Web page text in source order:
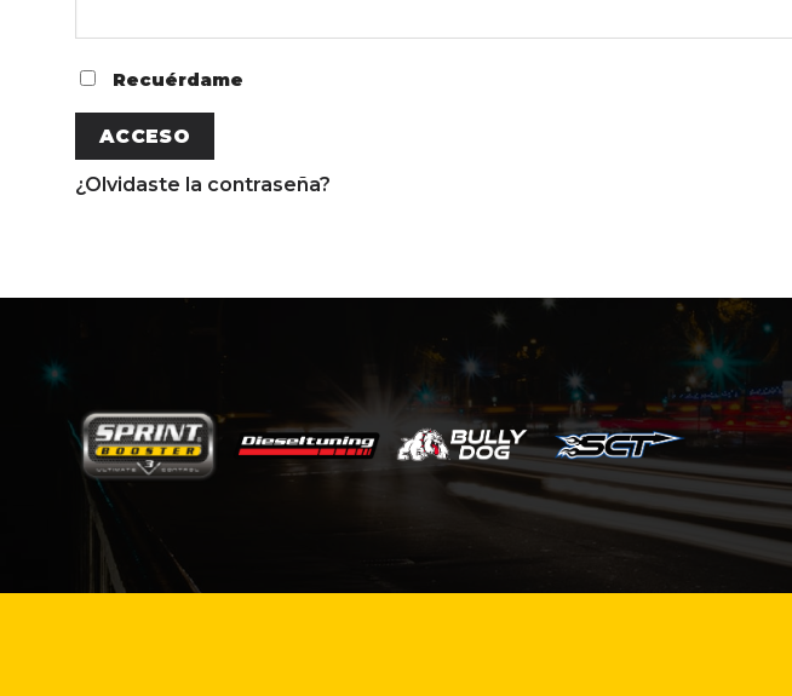
Recuérdame
ACCESO
¿Olvidaste la contraseña?